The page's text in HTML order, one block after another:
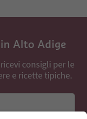
Alto Adige
consigli per le
e ricette tipiche.